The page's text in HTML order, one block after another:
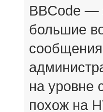
BBCode —
большие
на уровне
похож на